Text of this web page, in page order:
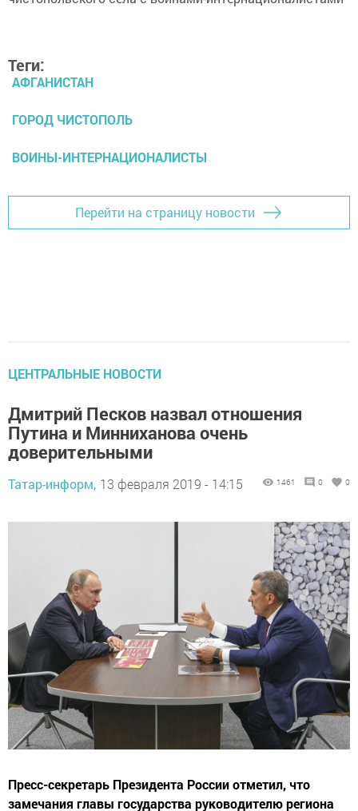
Теги:
АФГАНИСТАН
ГОРОД ЧИСТОПОЛЬ
ВОИНЫ-ИНТЕРНАЦИОНАЛИСТЫ
Перейти на страницу новости
ЦЕНТРАЛЬНЫЕ НОВОСТИ
Дмитрий Песков назвал отношения
Путина и Минниханова очень
доверительными
Татар-информ, 13 февраля 2019 - 14:15 1461 0 0
Пресс-секретарь Президента России отметил, что
замечания главы государства руководителю региона